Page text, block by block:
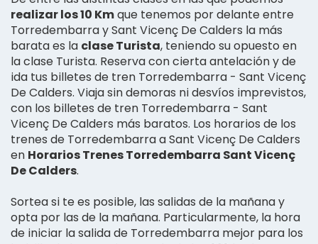
realizar los 10 Kmque tenemos por delante entre
Torredembarra y Sant Vicenç De Calders la más
barata es la clase Turista, teniendo su opuesto en
la clase Turista. Reserva con cierta antelación y de
ida tus billetes de tren Torredembarra - Sant Vicenç
De Calders. Viaja sin demoras ni desvíos imprevistos,
con los billetes de tren Torredembarra - Sant
Vicenç De Calders más baratos. Los horarios de los
trenes de Torredembarra a Sant Vicenç De Calders
en Horarios Trenes Torredembarra Sant Vicenç
De Calders.
Sortea si te es posible, las salidas de la mañana y
opta por las de la mañana. Particularmente, la hora
de iniciar la salida de Torredembarra mejor para los